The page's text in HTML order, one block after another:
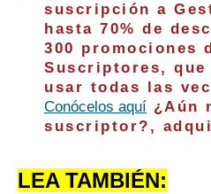
suscripción a
hasta 70% de
300 promociones
Suscriptores, que
usar todas las
Conócelos aquí ¿Aún
suscriptor?,
LEA TAMBIÉN: